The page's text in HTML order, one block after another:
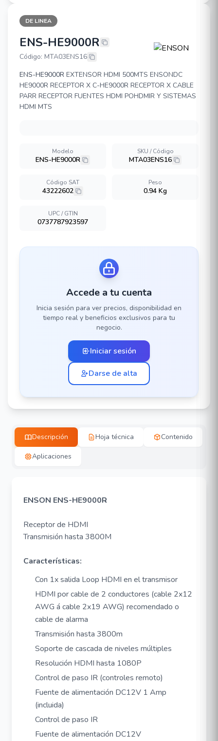
DE LINEA
ENSON ENS-HE9000R
ENS-HE9000R
Código: MTA03ENS16
ENS-HE9000R EXTENSOR HDMI 500MTS ENSONDC
HE9000R RECEPTOR X C-HE9000R RECEPTOR X CABLE
PARR RECEPTOR FUENTES HDMI POHDMIR Y SISTEMAS
HDMI MTS
Modelo
ENS-HE9000R
SKU / Código
MTA03ENS16
Código SAT
43222602
Peso
0.94 Kg
UPC / GTIN
0737787923597
Accede a tu cuenta
Inicia sesión para ver precios, disponibilidad en
tiempo real y beneficios exclusivos para tu
negocio.
Iniciar sesión
Darse de alta
Descripción Hoja técnica Contenido
Aplicaciones
ENSON ENS-HE9000R
Receptor de HDMI
Transmisión hasta 3800M
Características:
Con 1x salida Loop HDMI en el transmisor
HDMI por cable de 2 conductores (cable 2x12
AWG á cable 2x19 AWG) recomendado o
cable de alarma
Transmisión hasta 3800m
Soporte de cascada de niveles múltiples
Resolución HDMI hasta 1080P
Control de paso IR (controles remoto)
Fuente de alimentación DC12V 1 Amp
(incluida)
Control de paso IR
Fuente de alimentación DC12V